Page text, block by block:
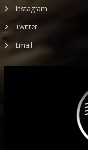
Instagram
Twitter
Email